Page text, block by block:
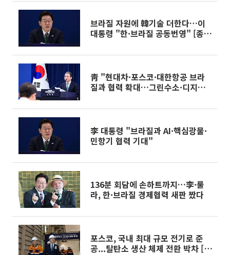
브라질 자원에 韓기술 더한다…이
대통령 "한·브라질 공동번영" [종
靑 "현대차·포스코·대한항공 브라
질과 협력 확대…그린수소·디지털
李 대통령 "브라질과 AI·핵심광물·
민항기 협력 기대"
136분 회담에 손하트까지…李·룰
라, 한·브라질 경제협력 새판 짰다
포스코, 국내 최대 규모 전기로 준
공...탈탄소 생산 체제 전환 박차 [하